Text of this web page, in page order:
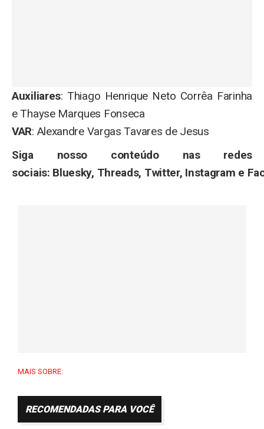
Auxiliares: Thiago Henrique Neto Corrêa Farinha
e Thayse Marques Fonseca
VAR: Alexandre Vargas Tavares de Jesus
Siga nosso conteúdo nas redes
sociais: Bluesky, Threads, Twitter, Instagram e
MAIS SOBRE:
RECOMENDADAS PARA VOCÊ